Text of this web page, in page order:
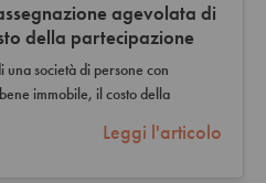
agevolata di
della partecipazione
una società di persone con
immobile, il costo della
Leggi l'articolo